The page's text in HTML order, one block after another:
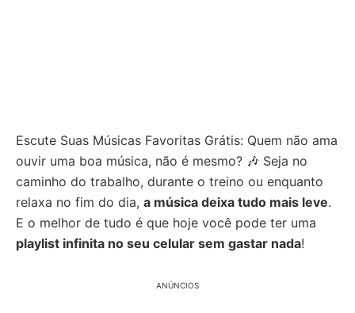
Escute Suas Músicas Favoritas Grátis: Quem não ama
ouvir uma boa música, não é mesmo? 🎶 Seja no
caminho do trabalho, durante o treino ou enquanto
relaxa no fim do dia, a música deixa tudo mais leve.
E o melhor de tudo é que hoje você pode ter uma
playlist infinita no seu celular sem gastar nada!
ANÚNCIOS